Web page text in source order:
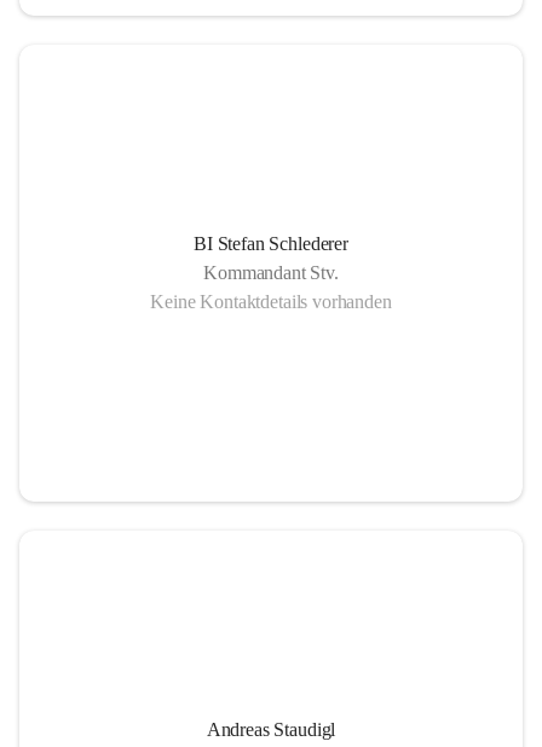
BI Stefan Schlederer
Kommandant Stv.
Keine Kontaktdetails vorhanden
Andreas Staudigl